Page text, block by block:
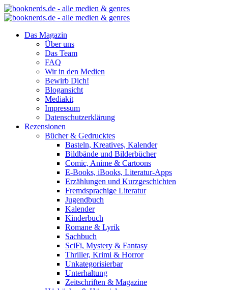
Das Magazin
Über uns
Das Team
FAQ
Wir in den Medien
Bewirb Dich!
Blogansicht
Mediakit
Impressum
Datenschutzerklärung
Rezensionen
Bücher & Gedrucktes
Basteln, Kreatives, Kalender
Bildbände und Bilderbücher
Comic, Anime & Cartoons
E-Books, iBooks, Literatur-Apps
Erzählungen und Kurzgeschichten
Fremdsprachige Literatur
Jugendbuch
Kalender
Kinderbuch
Romane & Lyrik
Sachbuch
SciFi, Mystery & Fantasy
Thriller, Krimi & Horror
Unkategorisierbar
Unterhaltung
Zeitschriften & Magazine